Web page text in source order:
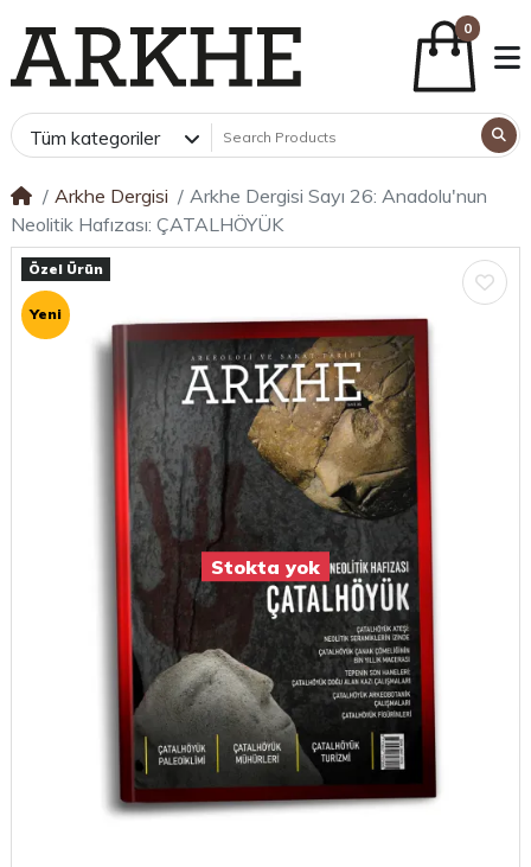
0
Tüm kategoriler
Arkhe Dergisi
Arkhe Dergisi Sayı 26: Anadolu'nun
Neolitik Hafızası: ÇATALHÖYÜK
Özel Ürün
Yeni
Stokta yok